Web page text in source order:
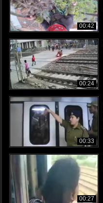
00:42
00:24
00:33
00:27